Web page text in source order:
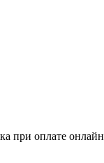
при оплате онлайн